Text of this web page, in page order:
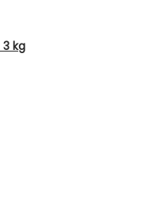
kg